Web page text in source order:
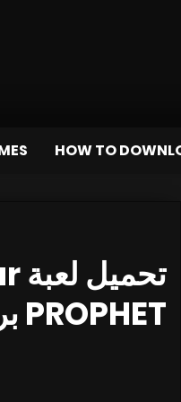
HOW TO
PROPHET برابط مباشر و تورنت